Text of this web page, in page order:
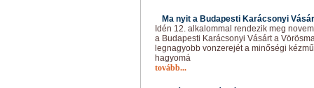
Ma nyit a Budapesti Karácsonyi
Idén 12. alkalommal rendezik meg
a Budapesti Karácsonyi Vásárt a
legnagyobb vonzerejét a minőségi
hagyomá
tovább...